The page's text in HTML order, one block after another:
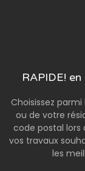
RAPIDE!
Choisissez
ou de votre
code postal
vos travaux
les